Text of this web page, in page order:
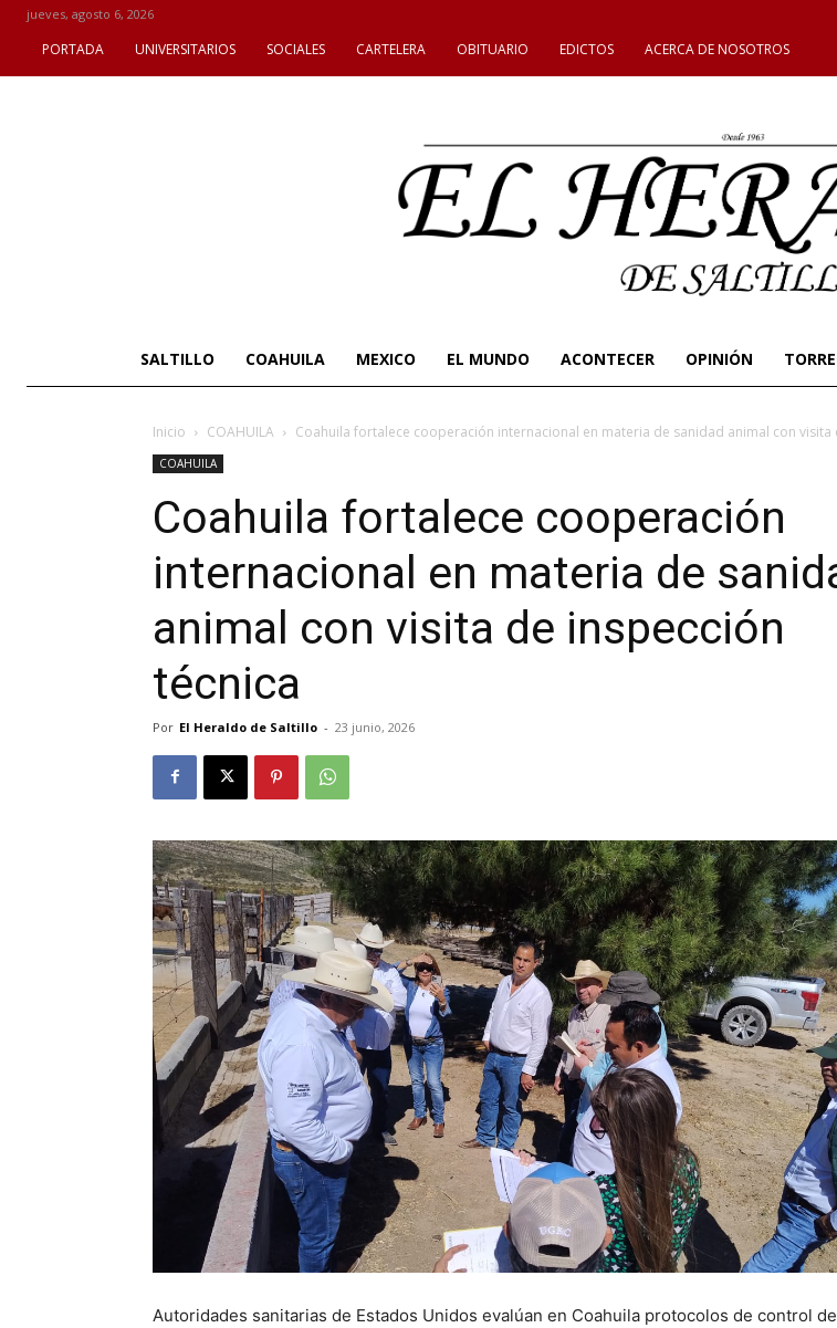
jueves, agosto 6, 2026
PORTADA UNIVERSITARIOS SOCIALES CARTELERA OBITUARIO EDICTOS ACERCA DE NOSOTROS
SALTILLO COAHUILA MEXICO EL MUNDO ACONTECER OPINIÓN
Inicio COAHUILA Coahuila fortalece cooperación internacional en materia de sanidad animal con visita
COAHUILA
Coahuila fortalece cooperación
internacional en materia de
animal con visita de inspección
técnica
Por El Heraldo de Saltillo - 23 junio, 2026
Autoridades sanitarias de Estados Unidos evalúan en Coahuila protocolos de control